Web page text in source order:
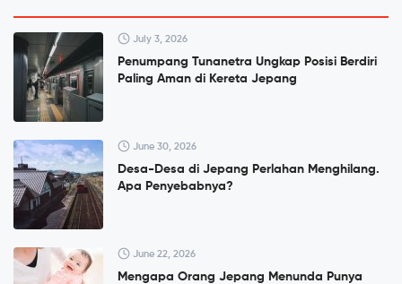
July 3, 2026
Penumpang Tunanetra Ungkap Posisi Berdiri
Paling Aman di Kereta Jepang
June 30, 2026
Desa-Desa di Jepang Perlahan Menghilang.
Apa Penyebabnya?
June 22, 2026
Mengapa Orang Jepang Menunda Punya